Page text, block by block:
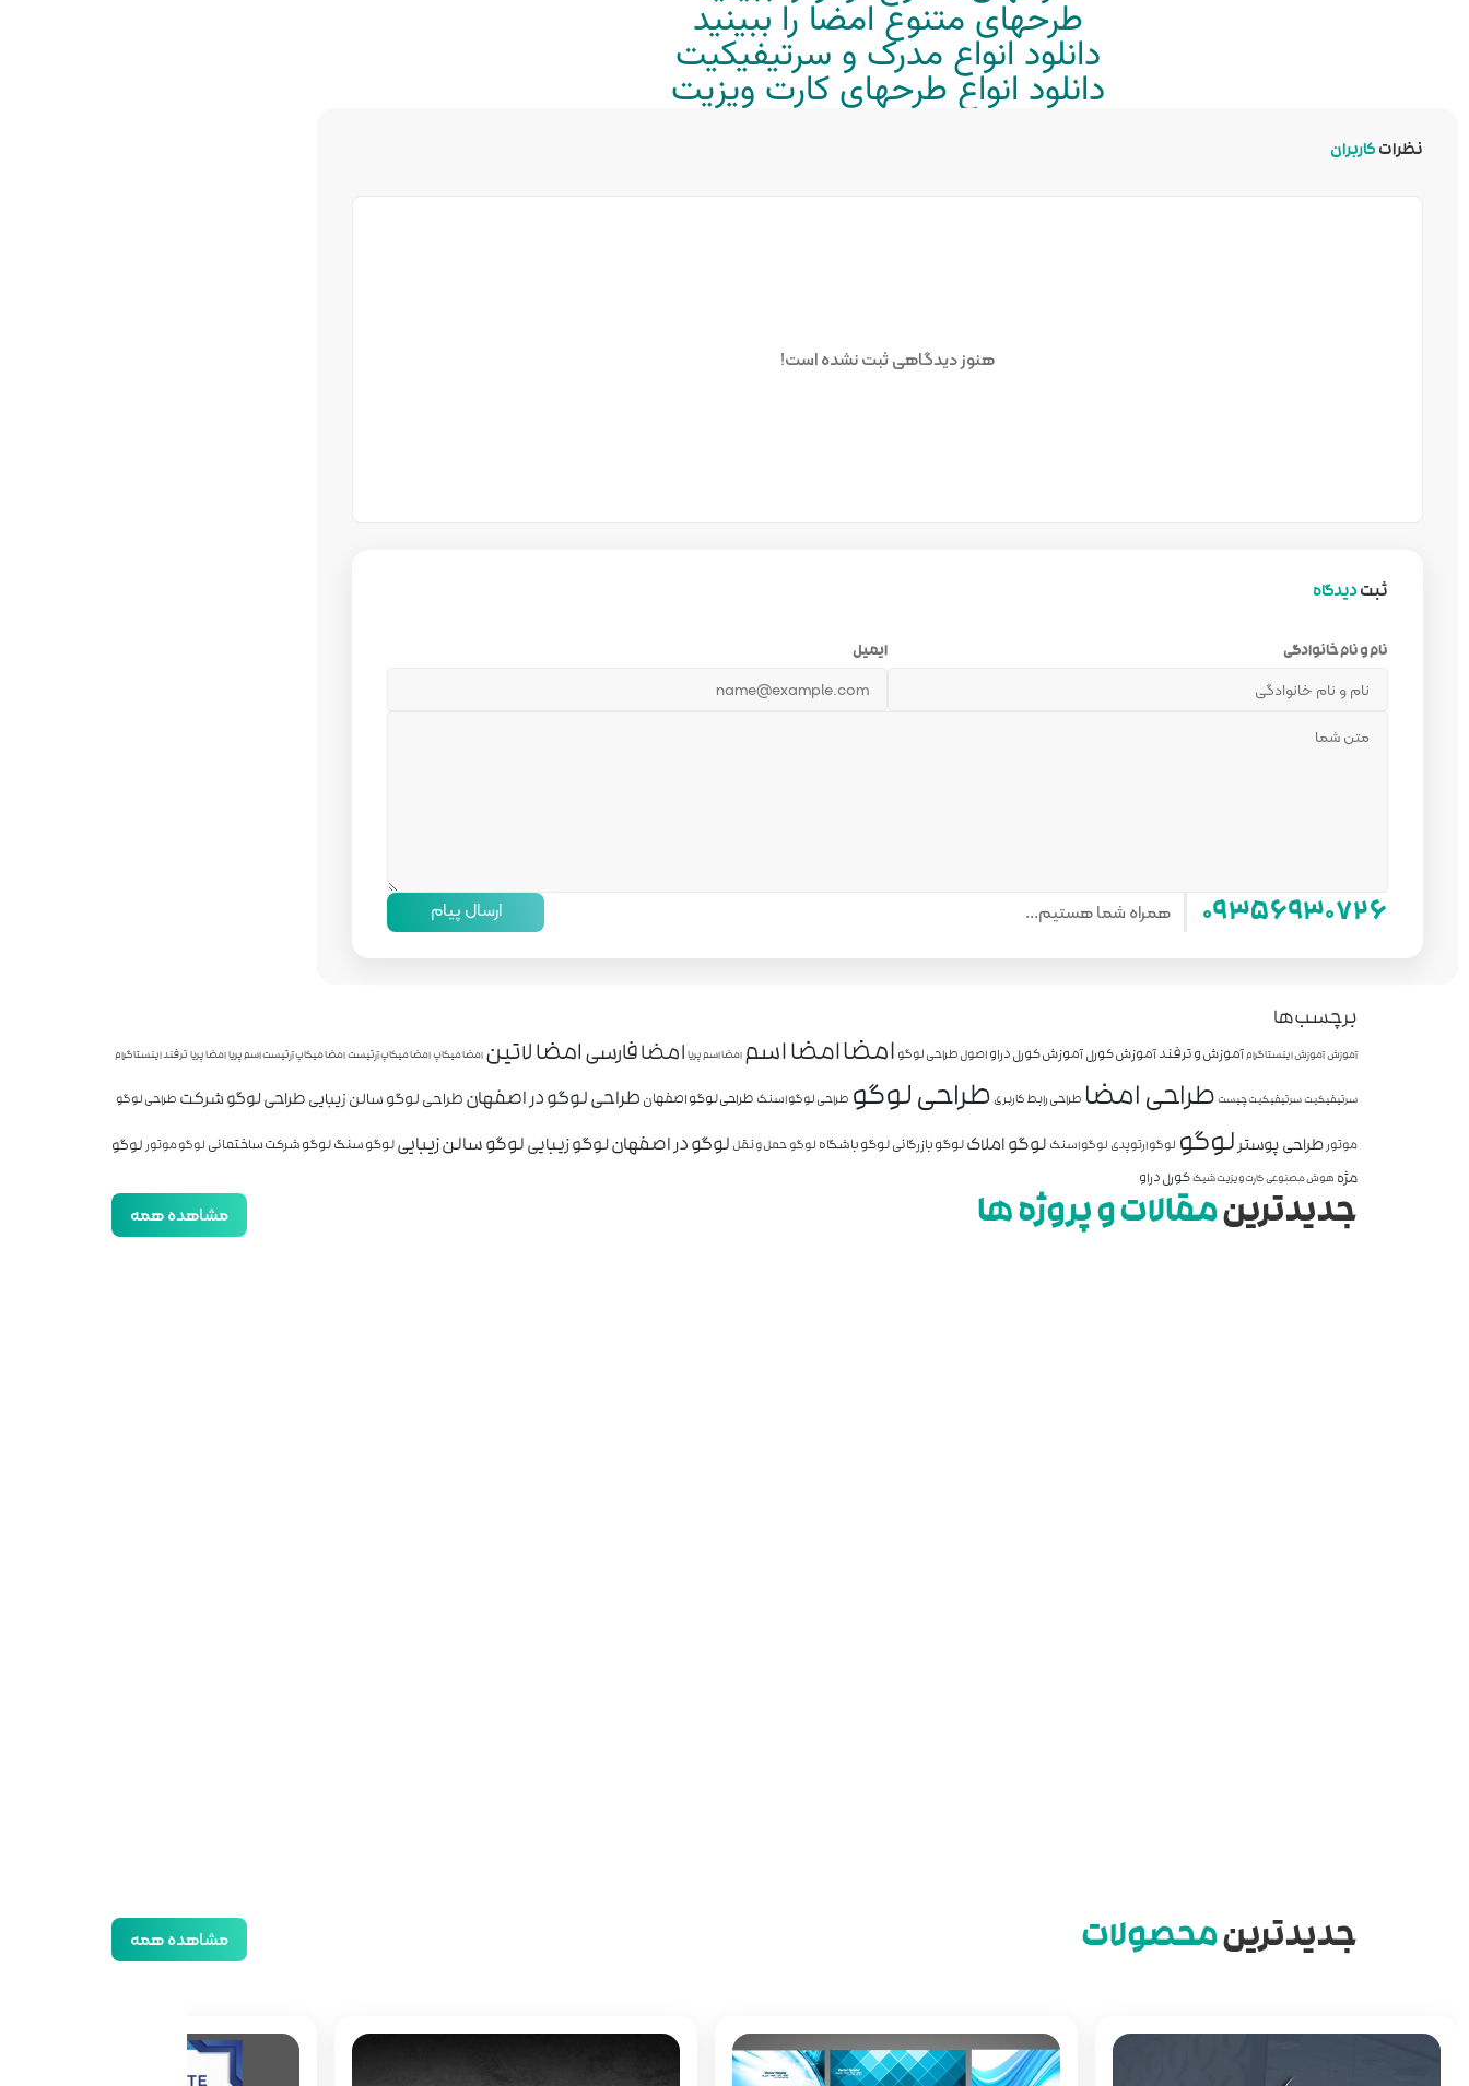
طرحهای متنوع امضا را ببینید
دانلود انواع مدرک و سرتیفیکیت
دانلود انواع طرحهای کارت ویزیت
نظراتکاربران
هنوز دیدگاهی ثبت نشده است!
ثبتدیدگاه
نام و نام خانوادگی ایمیل
۰۹۳۵۶۹۳۰۷۲۶ همراه شما هستیم... ارسال پیام
برچسب‌ها
آموزشآموزش اینستاگرامآموزش و ترفندآموزش کورلآموزش کورل دراواصول طراحی لوگو امضاامضا اسم امضا اسم پریا امضا فارسیامضا لاتین امضا میکاپامضا میکاپ آرتیستامضا میکاپ آرتیست اسم پریاامضا پریا ترفند اینستاگرام
سرتیفیکیتسرتیفیکیت چیست طراحی امضا طراحی رابط کاربری طراحی لوگو طراحی لوگو اسنک طراحی لوگو اصفهان طراحی لوگو در اصفهانطراحی لوگو سالن زیباییطراحی لوگو شرکت طراحی لوگو
موتورطراحی پوسترلوگو لوگو ارتوپدی لوگو اسنک لوگو املاکلوگو بازرگانیلوگو باشگاه لوگو حمل و نقل لوگو در اصفهانلوگو زیباییلوگو سالن زیباییلوگو سنگلوگو شرکت ساختمانی لوگو موتورلوگو
مژه هوش مصنوعیکارت ویزیت شیککورل دراو
جدیدترینمقالات و پروژه ها مشاهده همه
جدیدترینمحصولات مشاهده همه